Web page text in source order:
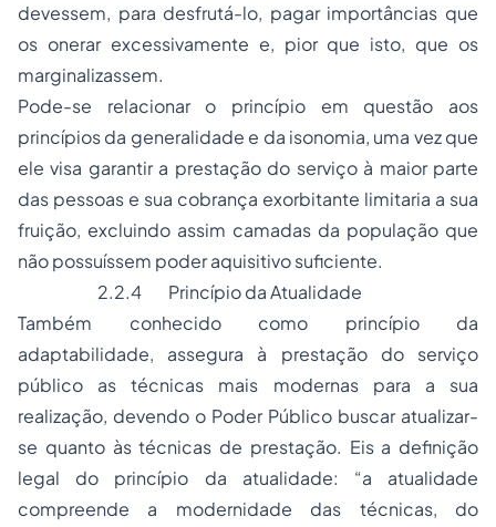
devessem, para desfrutá-lo, pagar importâncias que
os onerar excessivamente e, pior que isto, que os
marginalizassem.
Pode-se relacionar o princípio em questão aos
princípios da generalidade e da isonomia, uma vez que
ele visa garantir a prestação do serviço à maior parte
das pessoas e sua cobrança exorbitante limitaria a sua
fruição, excluindo assim camadas da população que
não possuíssem poder aquisitivo suficiente.
2.2.4 Princípio da Atualidade
Também conhecido como princípio da
adaptabilidade, assegura à prestação do serviço
público as técnicas mais modernas para a sua
realização, devendo o Poder Público buscar atualizar-
se quanto às técnicas de prestação. Eis a definição
legal do princípio da atualidade: “a atualidade
compreende a modernidade das técnicas, do